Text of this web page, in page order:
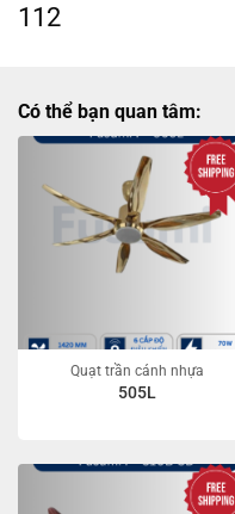
112
Có thể bạn quan tâm:
Quạt trần cánh nhựa
505L